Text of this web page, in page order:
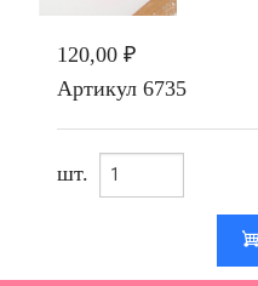
120,00 ₽
Артикул 6735
шт.